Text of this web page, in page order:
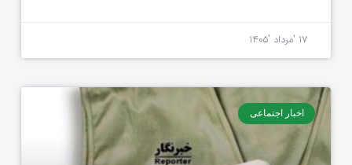
۱۷ 'مرداد '۱۴۰۵
اخبار اجتماعی